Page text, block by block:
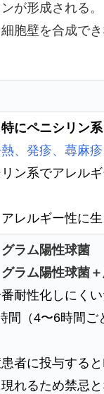
が形成される
胞壁を合成で
特にペニシリン系
、発疹、蕁麻
ン系でアレル
アレルギー性に
グラム陽性球菌
グラム陽性球菌
耐性化しにく
間（4〜6時間ご
者に投与する
れるため禁忌と